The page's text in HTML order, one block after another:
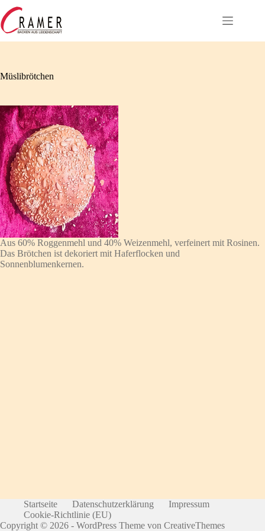
Zum
Inhalt
springen
Müslibrötchen
Aus 60% Roggenmehl und 40% Weizenmehl, verfeinert mit Rosinen.
Das Brötchen ist dekoriert mit Haferflocken und
Sonnenblumenkernen.
Startseite Datenschutzerklärung
Impressum
Cookie-Richtlinie (EU)
Copyright © 2026 - WordPress Theme von CreativeThemes